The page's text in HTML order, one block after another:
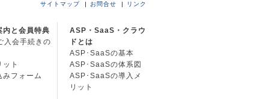
サイトマップ お問合せ リンク
内と会員特典
入会手続きの
ト
みフォーム
ASP・SaaS・クラウ
ドとは
ASP･SaaSの基本
ASP･SaaSの体系図
ASP･SaaSの導入メ
リット